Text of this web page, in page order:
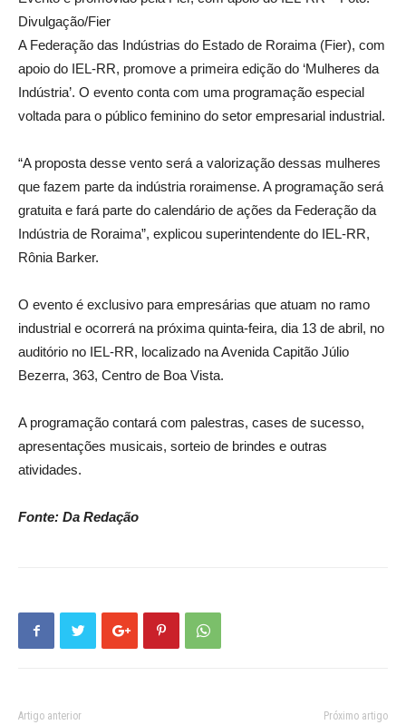
Divulgação/Fier
A Federação das Indústrias do Estado de Roraima (Fier), com
apoio do IEL-RR, promove a primeira edição do ‘Mulheres da
Indústria’. O evento conta com uma programação especial
voltada para o público feminino do setor empresarial industrial.
“A proposta desse vento será a valorização dessas mulheres
que fazem parte da indústria roraimense. A programação será
gratuita e fará parte do calendário de ações da Federação da
Indústria de Roraima”, explicou superintendente do IEL-RR,
Rônia Barker.
O evento é exclusivo para empresárias que atuam no ramo
industrial e ocorrerá na próxima quinta-feira, dia 13 de abril, no
auditório no IEL-RR, localizado na Avenida Capitão Júlio
Bezerra, 363, Centro de Boa Vista.
A programação contará com palestras, cases de sucesso,
apresentações musicais, sorteio de brindes e outras
atividades.
Fonte: Da Redação
Artigo anterior Próximo artigo